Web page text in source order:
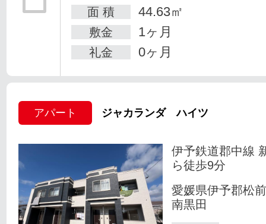
面 積 44.63㎡
敷金 1ヶ月
礼金 0ヶ月
アパート ジャカランダ ハイツ
伊予鉄道郡中線
ら徒歩9分
愛媛県伊予郡松
南黒田